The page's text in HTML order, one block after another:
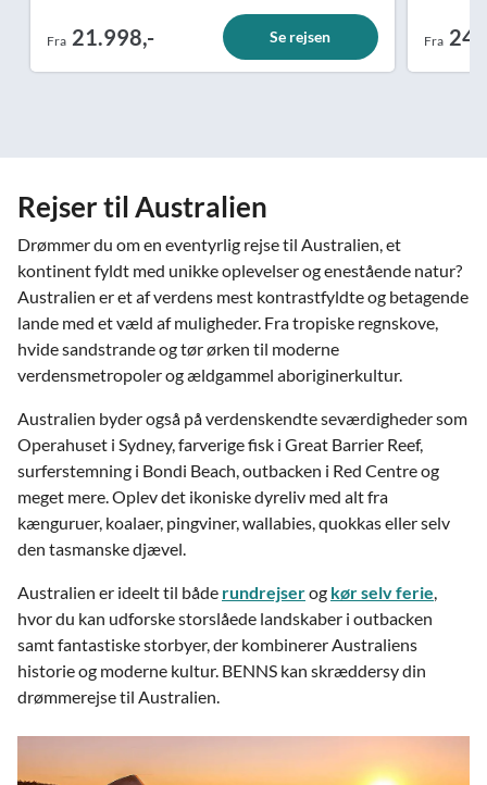
Fra 21.998,- Se rejsen Fra
Rejser til Australien
Drømmer du om en eventyrlig rejse til Australien, et
kontinent fyldt med unikke oplevelser og enestående natur?
Australien er et af verdens mest kontrastfyldte og betagende
lande med et væld af muligheder. Fra tropiske regnskove,
hvide sandstrande og tør ørken til moderne
verdensmetropoler og ældgammel aboriginerkultur.
Australien byder også på verdenskendte seværdigheder som
Operahuset i Sydney, farverige fisk i Great Barrier Reef,
surferstemning i Bondi Beach, outbacken i Red Centre og
meget mere. Oplev det ikoniske dyreliv med alt fra
kænguruer, koalaer, pingviner, wallabies, quokkas eller selv
den tasmanske djævel.
Australien er ideelt til både rundrejserog kør selv ferie,
hvor du kan udforske storslåede landskaber i outbacken
samt fantastiske storbyer, der kombinerer Australiens
historie og moderne kultur. BENNS kan skræddersy din
drømmerejse til Australien.